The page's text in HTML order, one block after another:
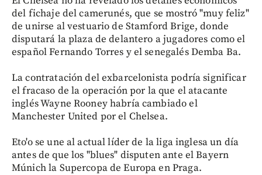
del fichaje del camerunés, que se mostró "muy feliz"
de unirse al vestuario de Stamford Brige, donde
disputará la plaza de delantero a jugadores como el
español Fernando Torres y el senegalés Demba Ba.
La contratación del exbarcelonista podría significar
el fracaso de la operación por la que el atacante
inglés Wayne Rooney habría cambiado el
Manchester United por el Chelsea.
Eto'o se une al actual líder de la liga inglesa un día
antes de que los "blues" disputen ante el Bayern
Múnich la Supercopa de Europa en Praga.